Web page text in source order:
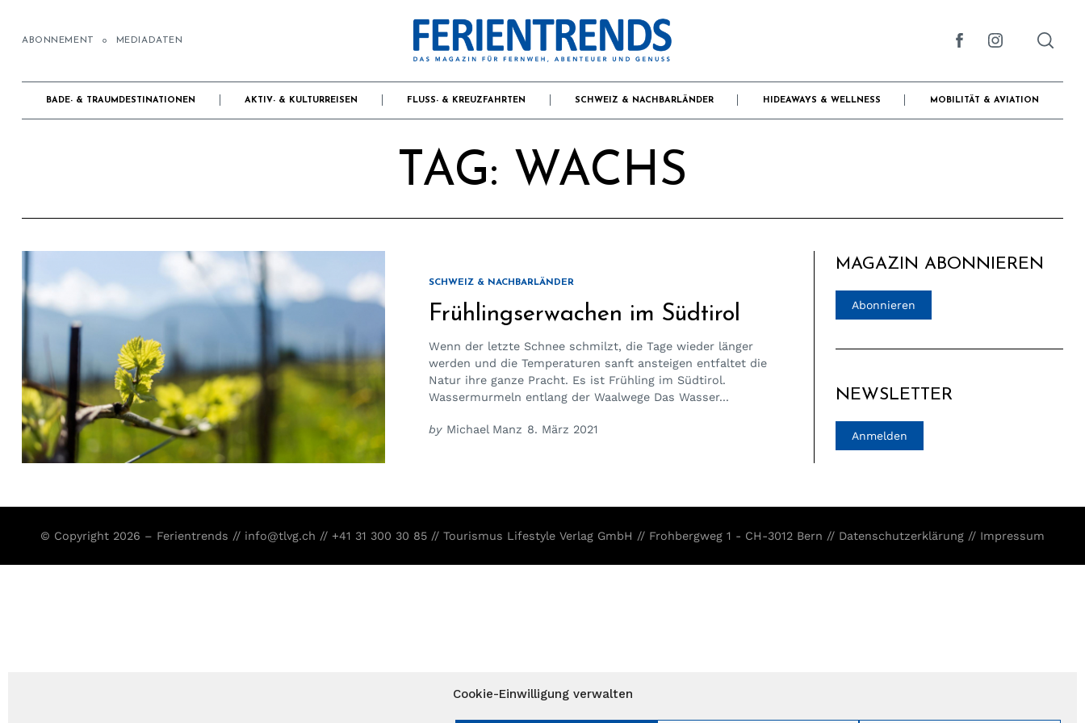
Cookie-Einwilligung verwalten
ABONNEMENT MEDIADATEN
BADE- & TRAUMDESTINATIONEN AKTIV- & KULTURREISEN FLUSS- & KREUZFAHRTEN SCHWEIZ & NACHBARLÄNDER HIDEAWAYS & WELLNESS MOBILITÄT & AVIATION
TAG: WACHS
SCHWEIZ & NACHBARLÄNDER
Frühlingserwachen im Südtirol
Wenn der letzte Schnee schmilzt, die Tage wieder länger
werden und die Temperaturen sanft ansteigen entfaltet die
Natur ihre ganze Pracht. Es ist Frühling im Südtirol.
Wassermurmeln entlang der Waalwege Das Wasser...
by Michael Manz 8. März 2021
MAGAZIN ABONNIEREN
Abonnieren
NEWSLETTER
Anmelden
© Copyright 2026 – Ferientrends // info@tlvg.ch // +41 31 300 30 85 // Tourismus Lifestyle Verlag GmbH // Frohbergweg 1 - CH-3012 Bern // Datenschutzerklärung // Impressum